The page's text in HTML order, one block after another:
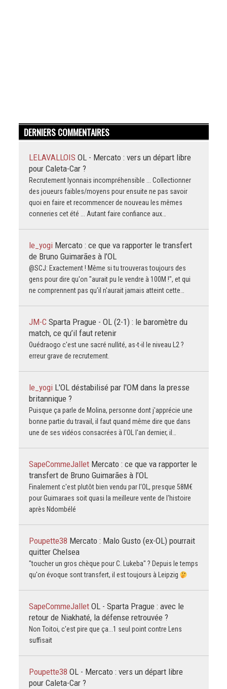
DERNIERS COMMENTAIRES
LELAVALLOIS OL - Mercato : vers un départ libre
pour Caleta-Car ?
Recrutement lyonnais incompréhensible ... Collectionner
des joueurs faibles/moyens pour ensuite ne pas savoir
quoi en faire et recommencer de nouveau les mêmes
conneries cet été ... Autant faire confiance aux…
le_yogi Mercato : ce que va rapporter le transfert
de Bruno Guimarães à l’OL
@SCJ: Exactement ! Même si tu trouveras toujours des
gens pour dire qu'on "aurait pu le vendre à 100M !", et qui
ne comprennent pas qu'il n'aurait jamais atteint cette…
JM-C Sparta Prague - OL (2-1) : le baromètre du
match, ce qu’il faut retenir
Ouédraogo c'est une sacré nullité, as-t-il le niveau L2 ?
erreur grave de recrutement.
le_yogi L'OL déstabilisé par l'OM dans la presse
britannique ?
Puisque ça parle de Molina, personne dont j'apprécie une
bonne partie du travail, il faut quand même dire que dans
une de ses vidéos consacrées à l'OL l'an dernier, il…
SapeCommeJallet Mercato : ce que va rapporter le
transfert de Bruno Guimarães à l’OL
Finalement c'est plutôt bien vendu par l'OL, presque 58M€
pour Guimaraes soit quasi la meilleure vente de l'histoire
après Ndombélé
Poupette38 Mercato : Malo Gusto (ex-OL) pourrait
quitter Chelsea
"toucher un gros chèque pour C. Lukeba" ? Depuis le temps
qu'on évoque sont transfert, il est toujours à Leipzig
SapeCommeJallet OL - Sparta Prague : avec le
retour de Niakhaté, la défense retrouvée ?
Non Toitoi, c'est pire que ça...1 seul point contre Lens
suffisait
Poupette38 OL - Mercato : vers un départ libre
pour Caleta-Car ?